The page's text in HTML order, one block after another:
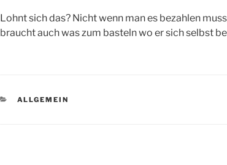
Lohnt sich das? Nicht wenn man es bezahlen
braucht auch was zum basteln wo er sich selbst
KATEGORIEN
ALLGEMEIN